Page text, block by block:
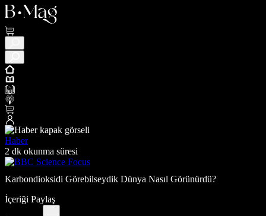
Haber
2 dk okunma süresi
Karbondioksidi Görebilseydik Dünya Nasıl Görünürdü?
İçeriği Paylaş